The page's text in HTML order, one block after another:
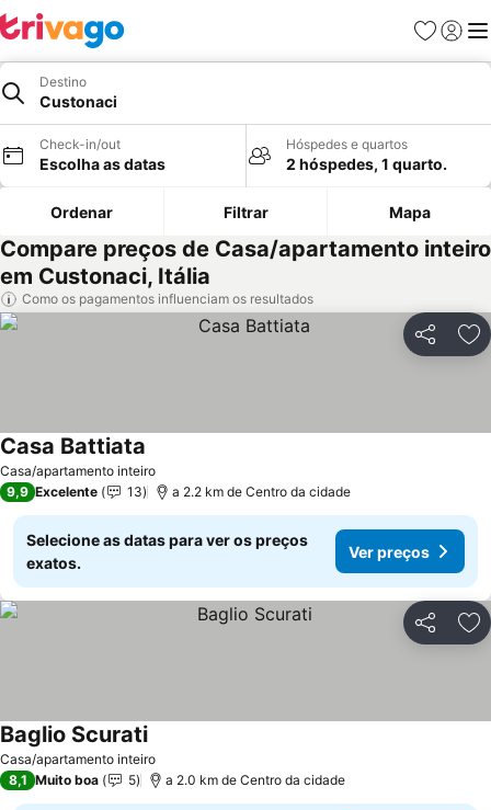
Favoritos
Iniciar
Destino
Custonaci
Check-in/out
Escolha as datas
Hóspedes e quartos
2 hóspedes, 1 quarto.
Ordenar Filtrar Mapa
Compare preços de Casa/apartamento inteiro
em Custonaci, Itália
Como os pagamentos influenciam os resultados
Partilhar
Casa/apartamento inteiro
Casa Battiata
9,9 Excelente 13 a 2.2 km de Centro da cidade
Selecione as datas para ver os preços
exatos.
Ver preços
Partilhar
Casa/apartamento inteiro
Baglio ScuratiVer preços
8,1 Muito boa 5 a 2.0 km de Centro da cidade